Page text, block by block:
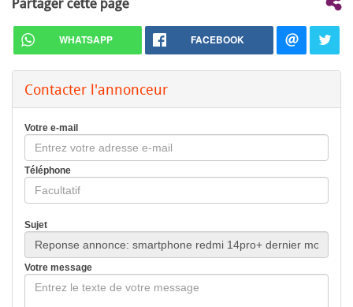
WHATSAPP FACEBOOK
Contacter l'annonceur
Votre e-mail
Téléphone
Sujet
Votre message